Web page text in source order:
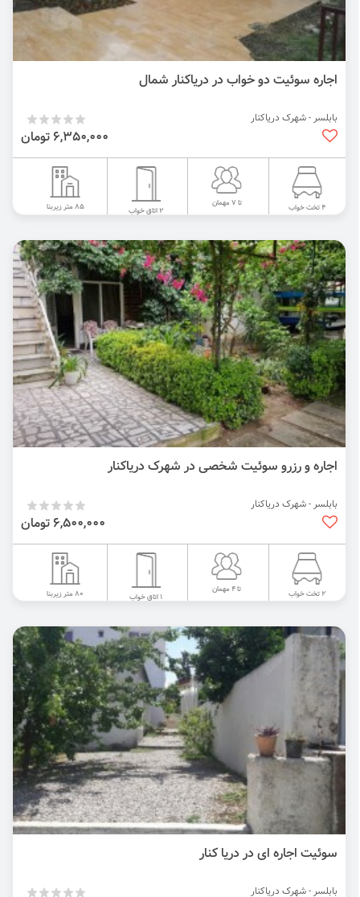
اجاره سوئیت دو خواب در دریاکنار شمال
بابلسر - شهرک دریاکنار
6,350,000 تومان
4 تخت خواب تا 7 مهمان
2 اتاق خواب 85 متر زیربنا
اجاره و رزرو سوئیت شخصی در شهرک دریاکنار
بابلسر - شهرک دریاکنار
6,500,000 تومان
2 تخت خواب تا 4 مهمان
1 اتاق خواب 80 متر زیربنا
سوئیت اجاره ای در دریا کنار
بابلسر - شهرک دریاکنار